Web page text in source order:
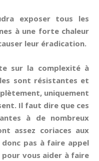
exposer tous les
à une forte chaleur
leur éradication.
sur la complexité à
sont résistantes et
uniquement
Il faut dire que ces
à de nombreux
assez coriaces aux
donc pas à faire appel
vous aider à faire